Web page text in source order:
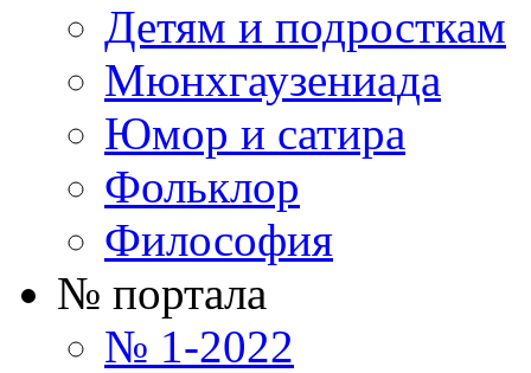
Детям и подросткам
Мюнхгаузениада
Юмор и сатира
Фольклор
Философия
№ портала
№ 1-2022